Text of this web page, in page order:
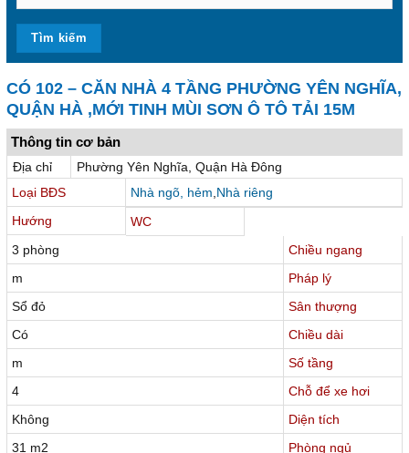
CÓ 102 – CĂN NHÀ 4 TẦNG PHƯỜNG YÊN NGHĨA,
QUẬN HÀ ,MỚI TINH MÙI SƠN Ô TÔ TẢI 15M
Thông tin cơ bản
Địa chỉ
Phường Yên Nghĩa, Quận Hà Đông
Loại BĐS
Nhà ngõ, hẻm Nhà riêng
Hướng
WC
3 phòng
Chiều ngang
m
Pháp lý
Sổ đỏ
Sân thượng
Có
Chiều dài
m
Số tầng
4
Chỗ để xe hơi
Không
Diện tích
31 m2
Phòng ngủ